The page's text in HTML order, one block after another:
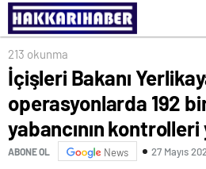
kontrolleri yapıldı
213 okunma
İçişleri Bakanı
operasyonlarda 192
yabancının kontrolleri
ABONE OL News 27 Mayıs